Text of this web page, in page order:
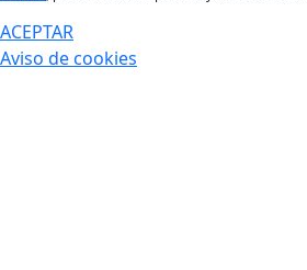
ACEPTAR
Aviso de cookies